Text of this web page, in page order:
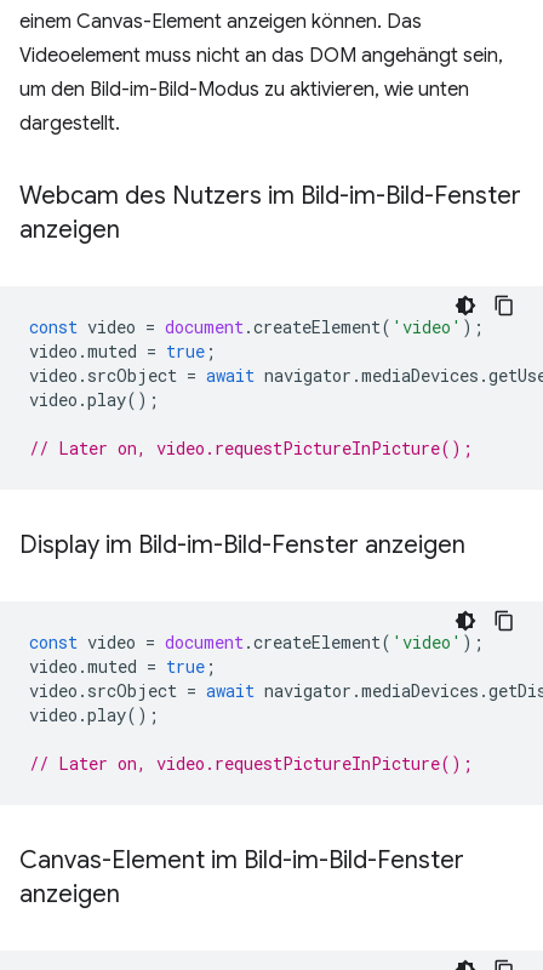
einem Canvas-Element anzeigen können. Das
Videoelement muss nicht an das DOM angehängt sein,
um den Bild-im-Bild-Modus zu aktivieren, wie unten
dargestellt.
Webcam des Nutzers im Bild-im-Bild-Fenster
anzeigen
const video = document.createElement( 'video' );
video .muted = true ;
video . srcObject = await navigator .mediaDevices .
video .play();
// Later on, video.requestPictureInPicture();
Display im Bild-im-Bild-Fenster anzeigen
const video = document.createElement( 'video' );
video .muted = true ;
video . srcObject = await navigator .mediaDevices .
video .play();
// Later on, video.requestPictureInPicture();
Canvas-Element im Bild-im-Bild-Fenster
anzeigen